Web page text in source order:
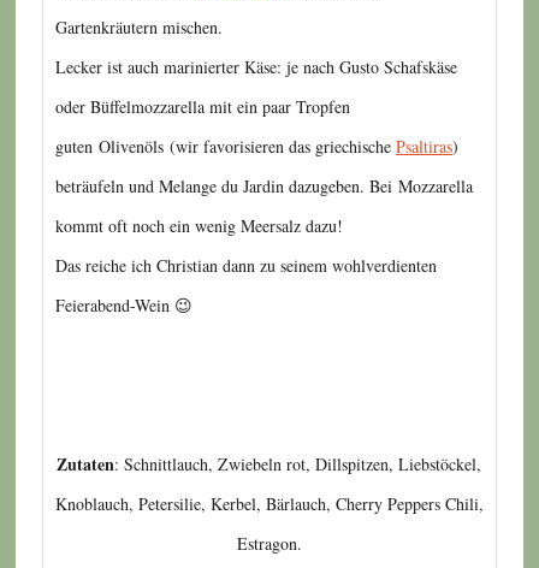
Gartenkräutern mischen.
Lecker ist auch marinierter Käse: je nach Gusto Schafskäse
oder Büffelmozzarella mit ein paar Tropfen
guten Olivenöls (wir favorisieren das griechische Psaltiras)
beträufeln und Melange du Jardin dazugeben. Bei Mozzarella
kommt oft noch ein wenig Meersalz dazu!
Das reiche ich Christian dann zu seinem wohlverdienten
Feierabend-Wein 😉
Zutaten: Schnittlauch, Zwiebeln rot, Dillspitzen, Liebstöckel,
Knoblauch, Petersilie, Kerbel, Bärlauch, Cherry Peppers Chili,
Estragon.